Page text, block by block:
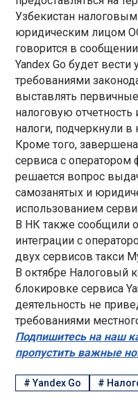
Узбекистан
юридическим лицом
говорится в
Yandex Go будет вести
требованиями
выставлять
налоговую
налоги, подчеркнули в
Кроме того,
сервиса с
решается вопрос
самозанятых и
использованием
В НК также сообщили
интеграции с
двух сервисов такси
В октябре Налоговый
блокировке сервиса
деятельность не
требованиями
Подпишитесь на наш
пропустить важные
#Yandex Go #